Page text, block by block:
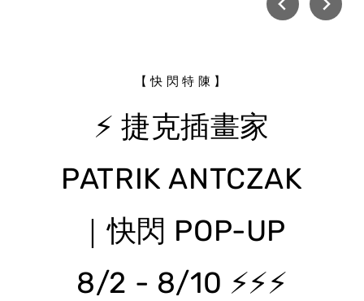
【快閃特陳】
⚡ 捷克插畫家
PATRIK ANTCZAK
｜快閃 POP-UP
8/2 - 8/10 ⚡⚡⚡